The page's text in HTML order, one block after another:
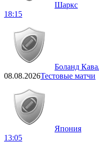
Шаркс
18:15
Боланд
08.08.2026Тестовые матчи
Япония
13:05